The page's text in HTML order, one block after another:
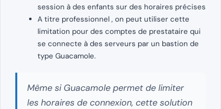
session à des enfants sur des horaires précises
A titre professionnel , on peut utiliser cette
limitation pour des comptes de prestataire qui
se connecte à des serveurs par un bastion de
type Guacamole.
Même si Guacamole permet de limiter
les horaires de connexion, cette solution